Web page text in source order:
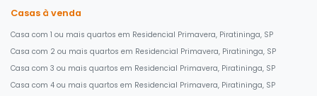
Casas à venda
Casa com 1 ou mais quartos em Residencial Primavera, Piratininga, SP
Casa com 2 ou mais quartos em Residencial Primavera, Piratininga, SP
Casa com 3 ou mais quartos em Residencial Primavera, Piratininga, SP
Casa com 4 ou mais quartos em Residencial Primavera, Piratininga, SP